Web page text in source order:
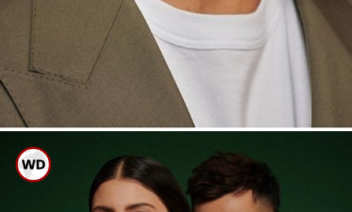
ಐಪಿಎಲ್ 2023 ಕ್ಕೆ ಮೊದಲು ಕೊಹ್ಲಿ ಹೊಸ
ಫೋಟೋ ಶೂಟ್ ನಲ್ಲಿ ಪಾಲ್ಗೊಂಡಿದ್ದು, ಪತ್ನಿ
ಜೊತೆ ಹ್ಯಾಂಡ್ಸಮ್ ಆಗಿ ಕಾಣಿಸಿಕೊಂಡಿದ್ದಾರೆ.